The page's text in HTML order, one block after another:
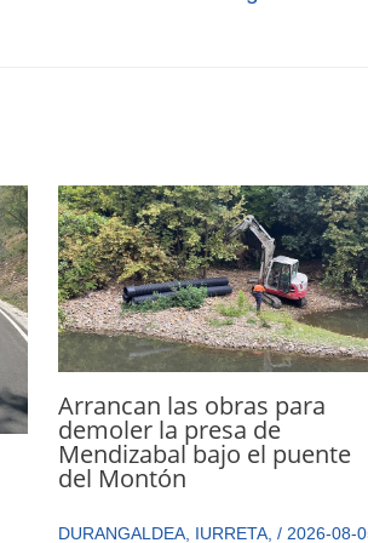
Arrancan las obras para
demoler la presa de
Mendizabal bajo el puente
del Montón
DURANGALDEA, IURRETA, / 2026-08-